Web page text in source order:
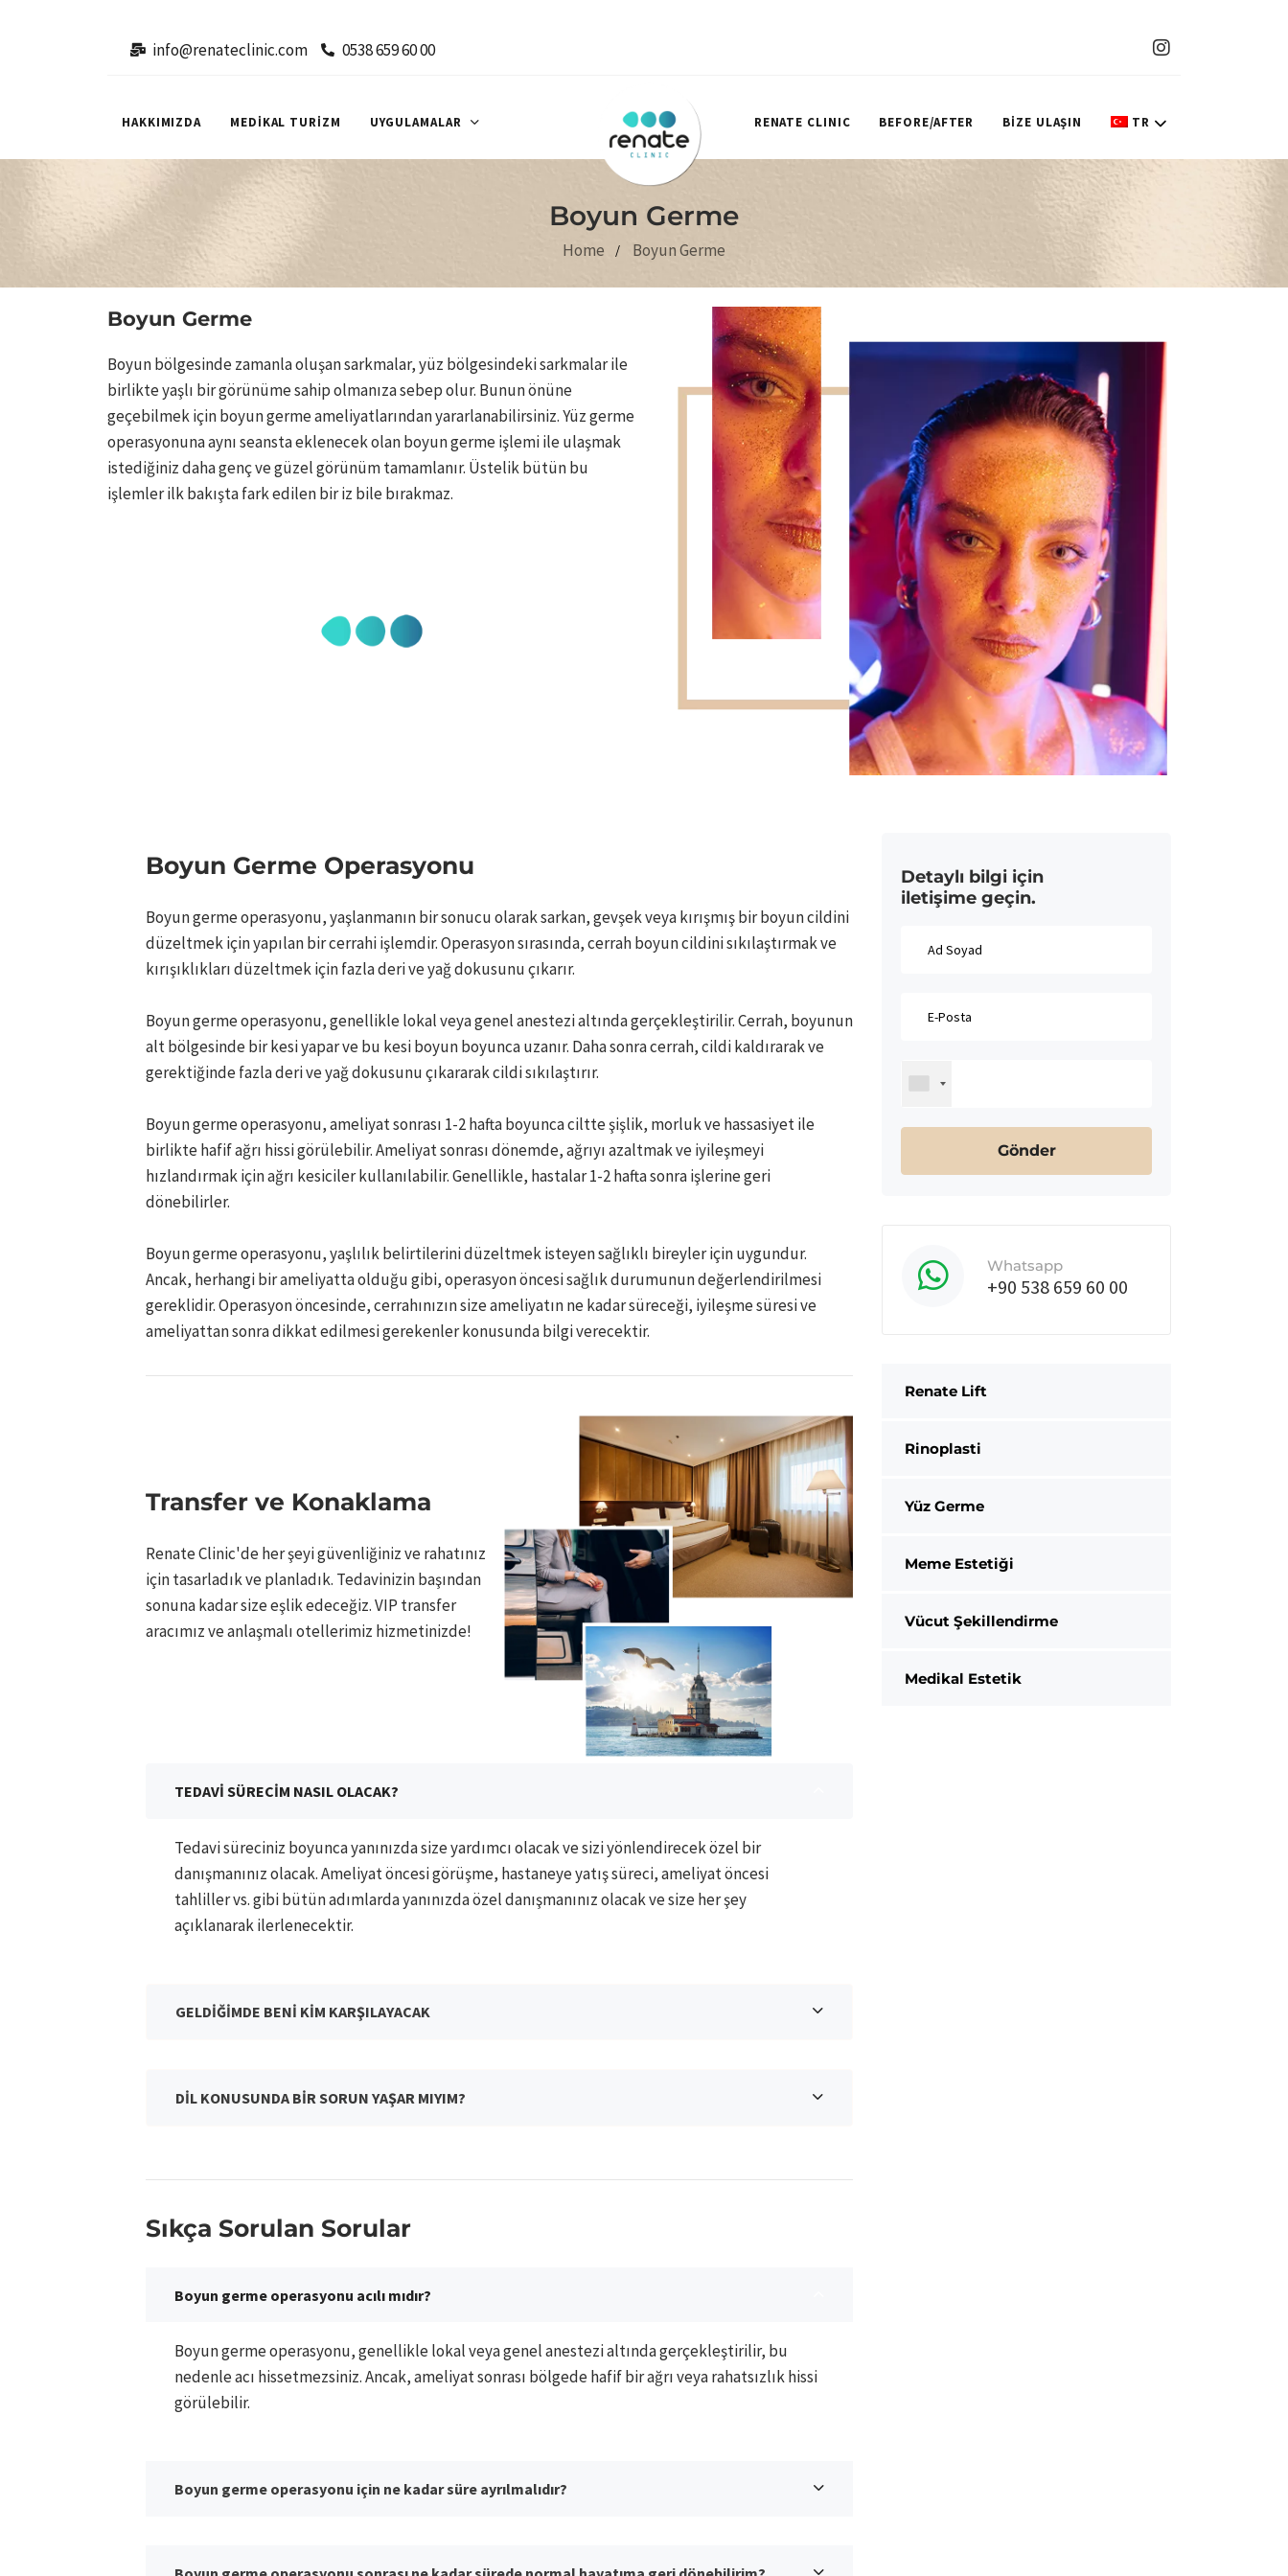
info@renateclinic.com 0538 659 60 00
HAKKIMIZDA MEDİKAL TURİZM UYGULAMALAR RENATE CLINIC BEFORE/AFTER BİZE ULAŞIN TR
Boyun Germe
Home Boyun Germe
Boyun Germe
Boyun bölgesinde zamanla oluşan sarkmalar, yüz bölgesindeki sarkmalar ile
birlikte yaşlı bir görünüme sahip olmanıza sebep olur. Bunun önüne
geçebilmek için boyun germe ameliyatlarından yararlanabilirsiniz. Yüz germe
operasyonuna aynı seansta eklenecek olan boyun germe işlemi ile ulaşmak
istediğiniz daha genç ve güzel görünüm tamamlanır. Üstelik bütün bu
işlemler ilk bakışta fark edilen bir iz bile bırakmaz.
Boyun Germe Operasyonu
Boyun germe operasyonu, yaşlanmanın bir sonucu olarak sarkan, gevşek veya kırışmış bir boyun cildini
düzeltmek için yapılan bir cerrahi işlemdir. Operasyon sırasında, cerrah boyun cildini sıkılaştırmak ve
kırışıklıkları düzeltmek için fazla deri ve yağ dokusunu çıkarır.
Boyun germe operasyonu, genellikle lokal veya genel anestezi altında gerçekleştirilir. Cerrah, boyunun
alt bölgesinde bir kesi yapar ve bu kesi boyun boyunca uzanır. Daha sonra cerrah, cildi kaldırarak ve
gerektiğinde fazla deri ve yağ dokusunu çıkararak cildi sıkılaştırır.
Boyun germe operasyonu, ameliyat sonrası 1-2 hafta boyunca ciltte şişlik, morluk ve hassasiyet ile
birlikte hafif ağrı hissi görülebilir. Ameliyat sonrası dönemde, ağrıyı azaltmak ve iyileşmeyi
hızlandırmak için ağrı kesiciler kullanılabilir. Genellikle, hastalar 1-2 hafta sonra işlerine geri
dönebilirler.
Boyun germe operasyonu, yaşlılık belirtilerini düzeltmek isteyen sağlıklı bireyler için uygundur.
Ancak, herhangi bir ameliyatta olduğu gibi, operasyon öncesi sağlık durumunun değerlendirilmesi
gereklidir. Operasyon öncesinde, cerrahınızın size ameliyatın ne kadar süreceği, iyileşme süresi ve
ameliyattan sonra dikkat edilmesi gerekenler konusunda bilgi verecektir.
Transfer ve Konaklama ​
Renate Clinic'de her şeyi güvenliğiniz ve rahatınız
için tasarladık ve planladık. Tedavinizin başından
sonuna kadar size eşlik edeceğiz. VIP transfer
aracımız ve anlaşmalı otellerimiz hizmetinizde! ​
TEDAVİ SÜRECİM NASIL OLACAK?
Tedavi süreciniz boyunca yanınızda size yardımcı olacak ve sizi yönlendirecek özel bir
danışmanınız olacak. Ameliyat öncesi görüşme, hastaneye yatış süreci, ameliyat öncesi
tahliller vs. gibi bütün adımlarda yanınızda özel danışmanınız olacak ve size her şey
açıklanarak ilerlenecektir.
GELDİĞİMDE BENİ KİM KARŞILAYACAK
DİL KONUSUNDA BİR SORUN YAŞAR MIYIM?
Sıkça Sorulan Sorular
Boyun germe operasyonu acılı mıdır?
Boyun germe operasyonu, genellikle lokal veya genel anestezi altında gerçekleştirilir, bu
nedenle acı hissetmezsiniz. Ancak, ameliyat sonrası bölgede hafif bir ağrı veya rahatsızlık hissi
görülebilir.
Boyun germe operasyonu için ne kadar süre ayrılmalıdır?
Detaylı bilgi için
iletişime geçin.
Whatsapp
+90 538 659 60 00
Renate Lift
Rinoplasti
Yüz Germe
Meme Estetiği
Vücut Şekillendirme
Medikal Estetik